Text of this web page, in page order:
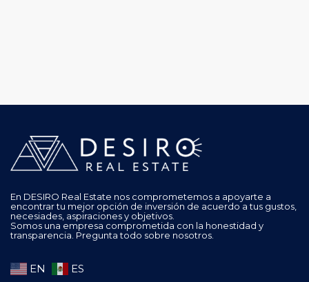
En DESIRO Real Estate nos comprometemos a apoyarte a
encontrar tu mejor opción de inversión de acuerdo a tus gustos,
necesiades, aspiraciones y objetivos.
Somos una empresa comprometida con la honestidad y
transparencia. Pregunta todo sobre nosotros.
EN ES